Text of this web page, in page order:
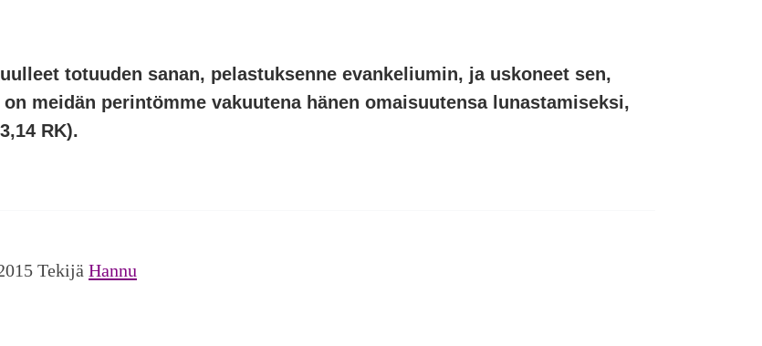
totuuden sanan, pelastuksenne evankeliumin, ja uskoneet sen,
meidän perintömme vakuutena hänen omaisuutensa lunastamiseksi,
RK).
Tekijä Hannu